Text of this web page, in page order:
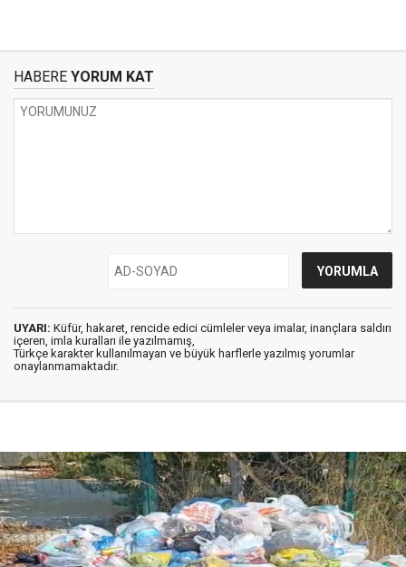
HABERE YORUM KAT
UYARI: Küfür, hakaret, rencide edici cümleler veya imalar, inançlara saldırı
içeren, imla kuralları ile yazılmamış,
Türkçe karakter kullanılmayan ve büyük harflerle yazılmış yorumlar
onaylanmamaktadır.